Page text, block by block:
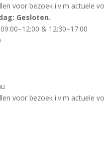
voor bezoek i.v.m actuele
Gesloten.
& 12:30–17:00
voor bezoek i.v.m actuele